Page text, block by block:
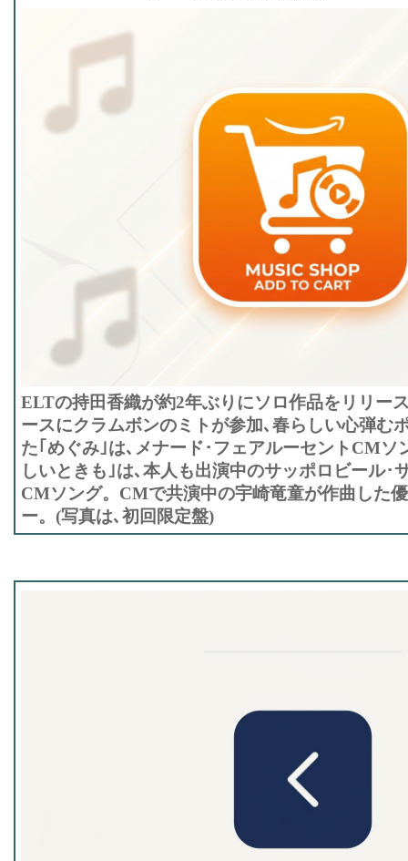
ELTの持田香織が約2年ぶりにソロ作品をリリー
ースにクラムボンのミトが参加､春らしい心弾む
た｢めぐみ｣は､メナード･フェアルーセントCMソ
しいときも｣は､本人も出演中のサッポロビール･
CMソング。CMで共演中の宇崎竜童が作曲した
ー。(写真は､初回限定盤)